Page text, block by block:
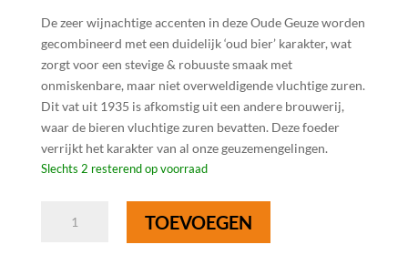
De zeer wijnachtige accenten in deze Oude Geuze worden
gecombineerd met een duidelijk ‘oud bier’ karakter, wat
zorgt voor een stevige & robuuste smaak met
onmiskenbare, maar niet overweldigende vluchtige zuren.
Dit vat uit 1935 is afkomstig uit een andere brouwerij,
waar de bieren vluchtige zuren bevatten. Deze foeder
verrijkt het karakter van al onze geuzemengelingen.
Slechts 2 resterend op voorraad
TOEVOEGEN